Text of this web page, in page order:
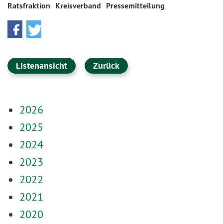
Ratsfraktion Kreisverband Pressemitteilung
Listenansicht Zurück
2026
2025
2024
2023
2022
2021
2020